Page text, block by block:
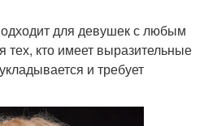
для девушек с любым
тех, кто имеет выразительные
и требует